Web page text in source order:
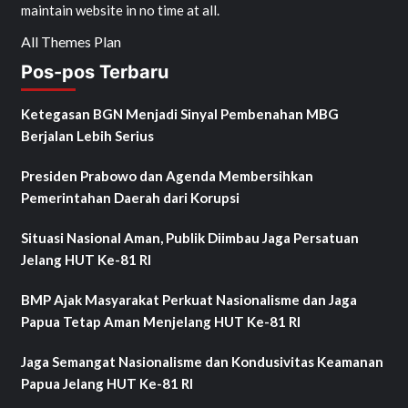
maintain website in no time at all.
All Themes Plan
Pos-pos Terbaru
Ketegasan BGN Menjadi Sinyal Pembenahan MBG
Berjalan Lebih Serius
Presiden Prabowo dan Agenda Membersihkan
Pemerintahan Daerah dari Korupsi
Situasi Nasional Aman, Publik Diimbau Jaga Persatuan
Jelang HUT Ke-81 RI
BMP Ajak Masyarakat Perkuat Nasionalisme dan Jaga
Papua Tetap Aman Menjelang HUT Ke-81 RI
Jaga Semangat Nasionalisme dan Kondusivitas Keamanan
Papua Jelang HUT Ke-81 RI